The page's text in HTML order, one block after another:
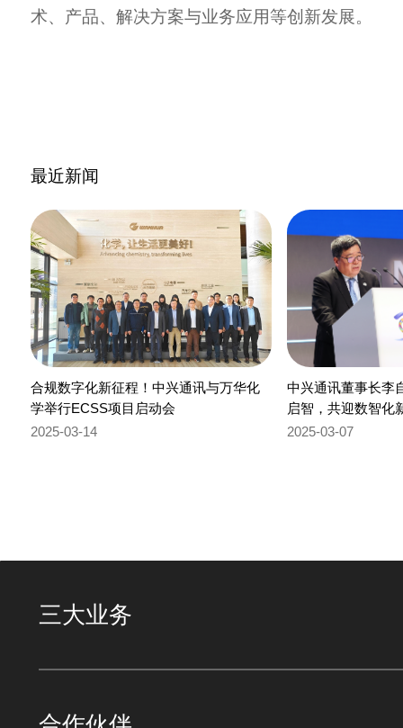
术、产品、解决方案与业务应用等创新发展。
最近新闻
合规数字化新征程！中兴通讯与万华化
学举行ECSS项目启动会
2025-03-14
中兴通讯董事长李
启智，共迎数智化
2025-03-07
三大业务